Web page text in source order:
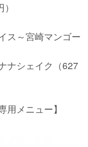
ス～宮崎マンゴー
ナシェイク（627
用メニュー】